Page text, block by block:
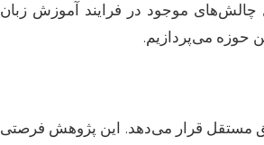
چالش‌های موجود در فرایند آموزش زبان
حوزه می‌پردازیم.
مستقل قرار می‌دهد. این پژوهش فرصتی